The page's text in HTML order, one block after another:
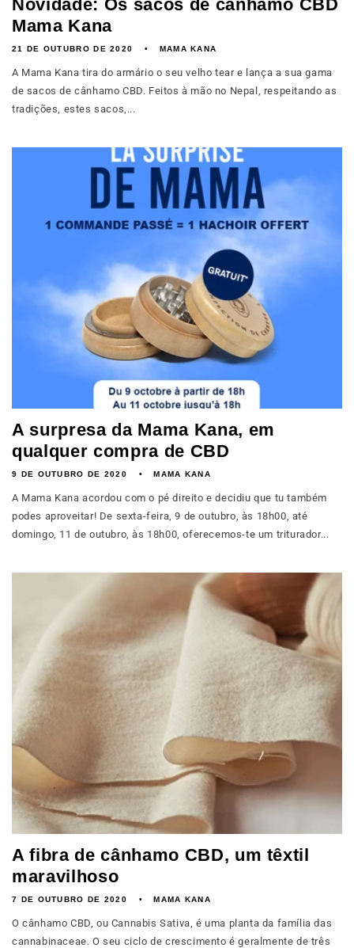
Novidade: Os sacos de cânhamo CBD
Mama Kana
21 DE OUTUBRO DE 2020 MAMA KANA
A Mama Kana tira do armário o seu velho tear e lança a sua gama
de sacos de cânhamo CBD. Feitos à mão no Nepal, respeitando as
tradições, estes sacos,...
A surpresa da Mama Kana, em
qualquer compra de CBD
9 DE OUTUBRO DE 2020 MAMA KANA
A Mama Kana acordou com o pé direito e decidiu que tu também
podes aproveitar! De sexta-feira, 9 de outubro, às 18h00, até
domingo, 11 de outubro, às 18h00, oferecemos-te um triturador...
A fibra de cânhamo CBD, um têxtil
maravilhoso
7 DE OUTUBRO DE 2020 MAMA KANA
O cânhamo CBD, ou Cannabis Sativa, é uma planta da família das
cannabinaceae. O seu ciclo de crescimento é geralmente de três